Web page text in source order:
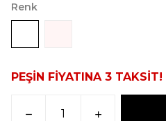
Renk
PEŞİN FİYATINA 3 TAKSİT!